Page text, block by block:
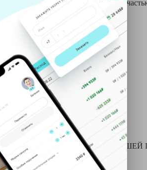
и только после этого становятся
химчистки и многое другое ПО